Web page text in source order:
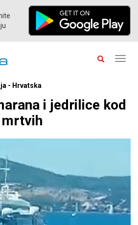
- Hrvatska
i jedrilice kod